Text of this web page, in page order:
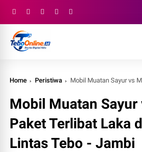
Home Peristiwa Mobil Muatan Sayur vs Mobil Paket
Mobil Muatan Sayur
Paket Terlibat Laka
Lintas Tebo - Jambi